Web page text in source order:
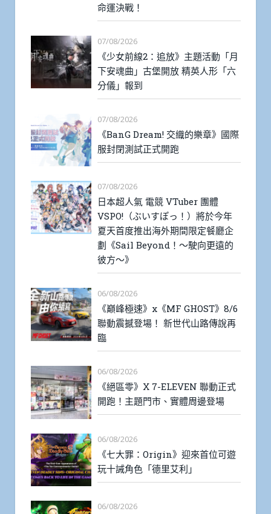
命運決戰！
07/08/2026
《少女前線2：追放》主題活動「月
下安魂曲」古堡開放 精英人形「六
分儀」報到
07/08/2026
《BanG Dream! 交織的樂章》國際
服封閉測試正式開跑
07/08/2026
日本超人氣 電競 VTuber 團體
VSPO!（ぶいすぽっ！）將於今年
夏天首度推出海外期間限定餐廳企
劃《Sail Beyond！～駛向更遠的
彼方～》
06/08/2026
《巔峰極速》x《MF GHOST》8/6
聯動震撼登場！ 新世代山路傳說再
臨
06/08/2026
《絕區零》X 7-ELEVEN 聯動正式
開跑！主題門市、實體周邊登場
06/08/2026
《七大罪：Origin》迎來首位可遊
玩十誡角色「德里艾利」
06/08/2026